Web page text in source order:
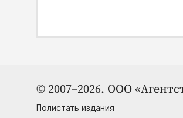
© 2007–2026. ООО
Полистать издания